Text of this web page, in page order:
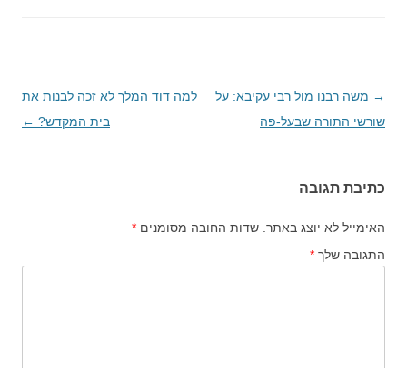
ניווט
בפוסטים
→ משה רבנו מול רבי עקיבא: על
שורשי התורה שבעל-פה
למה דוד המלך לא זכה לבנות את
בית המקדש? ←
כתיבת תגובה
האימייל לא יוצג באתר. שדות החובה מסומנים *
התגובה שלך *